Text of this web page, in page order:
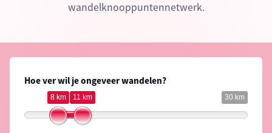
wandelknooppuntennetwerk.
Hoe ver wil je ongeveer wandelen?
30 km
8 km 11 km